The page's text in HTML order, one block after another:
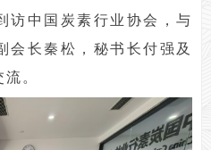
访中国炭素行业协会，与
会长秦松，秘书长付强及
。